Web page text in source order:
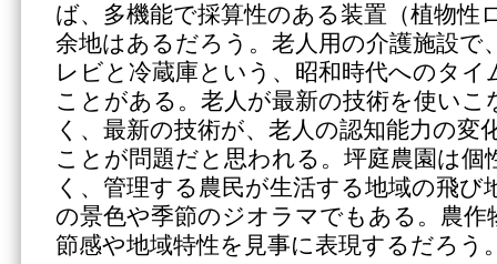
ば、多機能で採算性のある装置（植物性
余地はあるだろう。老人用の介護施設で
レビと冷蔵庫という、昭和時代へのタ
ことがある。老人が最新の技術を使い
く、最新の技術が、老人の認知能力の変
ことが問題だと思われる。坪庭農園は個
く、管理する農民が生活する地域の飛
の景色や季節のジオラマでもある。農作
節感や地域特性を見事に表現するだろう